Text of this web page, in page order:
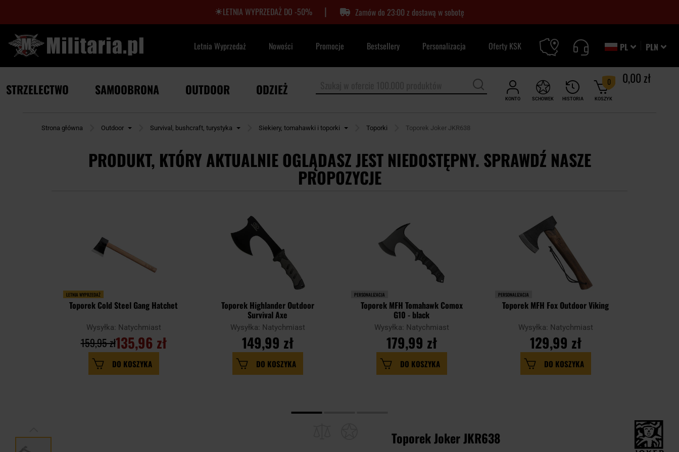
LETNIA WYPRZEDAŻ DO -50% | Zamów do 23:00 z dostawą w sobotę
PLN
PL
Letnia Wyprzedaż Nowości Promocje Bestsellery Personalizacja Oferty KSK
KONTO HISTORIA
SCHOWEK KOSZYK
0 0,00 zł
STRZELECTWO SAMOOBRONA OUTDOOR ODZIEŻ
Strona główna Outdoor Survival, bushcraft, turystyka Siekiery, tomahawki i toporki Toporki Toporek Joker JKR638
PRODUKT, KTÓRY AKTUALNIE OGLĄDASZ JEST NIEDOSTĘPNY. SPRAWDŹ NASZE
PROPOZYCJE
LETNIA WYPRZEDAŻ
Toporek Cold Steel Gang Hatchet
Wysyłka: Natychmiast
135,96 zł
159,95 zł
DO KOSZYKA
Toporek Highlander Outdoor
Survival Axe
Wysyłka: Natychmiast
149,99 zł
DO KOSZYKA
PERSONALIZACJA
Toporek MFH Tomahawk Comox
G10 - black
Wysyłka: Natychmiast
179,99 zł
DO KOSZYKA
PERSONALIZACJA
Toporek MFH Fox Outdoor Viking
Wysyłka: Natychmiast
129,99 zł
DO KOSZYKA
Toporek Joker JKR638